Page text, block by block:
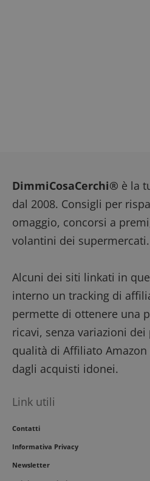
DimmiCosaCerchi® è la
dal 2008. Consigli per
omaggio, concorsi a
volantini dei supermercati.
Alcuni dei siti linkati in
interno un tracking di
permette di ottenere una
ricavi, senza variazioni dei
qualità di Affiliato
dagli acquisti idonei.
Link utili
Contatti
Informativa Privacy
Newsletter